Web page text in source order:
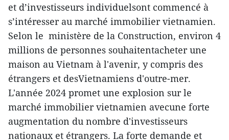
et d’investisseurs individuelsont commencé à
s’intéresser au marché immobilier vietnamien.
Selon le ministère de la Construction, environ 4
millions de personnes souhaitentacheter une
maison au Vietnam à l'avenir, y compris des
étrangers et desVietnamiens d'outre-mer.
L'année 2024 promet une explosion sur le
marché immobilier vietnamien avecune forte
augmentation du nombre d'investisseurs
nationaux et étrangers. La forte demande et